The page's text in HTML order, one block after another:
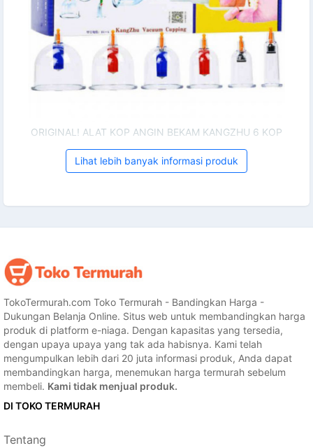
ORIGINAL! ALAT KOP ANGIN BEKAM KANGZHU 6 KOP
Lihat lebih banyak informasi produk
TokoTermurah.com Toko Termurah - Bandingkan Harga -
Dukungan Belanja Online. Situs web untuk membandingkan harga
produk di platform e-niaga. Dengan kapasitas yang tersedia,
dengan upaya upaya yang tak ada habisnya. Kami telah
mengumpulkan lebih dari 20 juta informasi produk, Anda dapat
membandingkan harga, menemukan harga termurah sebelum
membeli. Kami tidak menjual produk.
DI TOKO TERMURAH
Tentang